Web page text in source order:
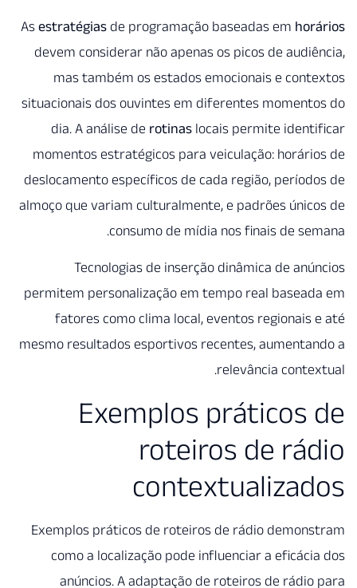
Asestratégiasde
devem considerar não
mas também os estados
situacionais dos ouvintes em
dia. A análise derotinas
momentos estratégicos para
deslocamento específicos de
almoço que variam
consumo de
Tecnologias de
permitem personalização em
fatores como clima local,
mesmo resultados esportivos
Exemplos
Exemplos práticos de
como a localização pode
anúncios. A adaptação